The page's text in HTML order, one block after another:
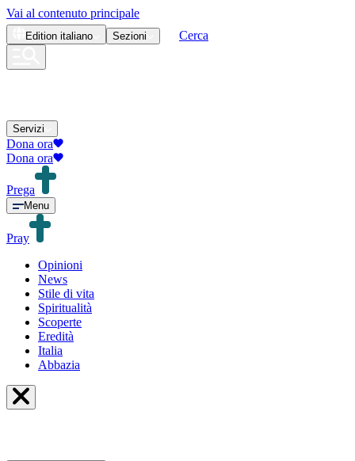
Vai al contenuto principale
Edition italiano Sezioni Cerca
Servizi
Dona ora
Dona ora
Prega
Menu
Pray
Opinioni
News
Stile di vita
Spiritualità
Scoperte
Eredità
Italia
Abbazia